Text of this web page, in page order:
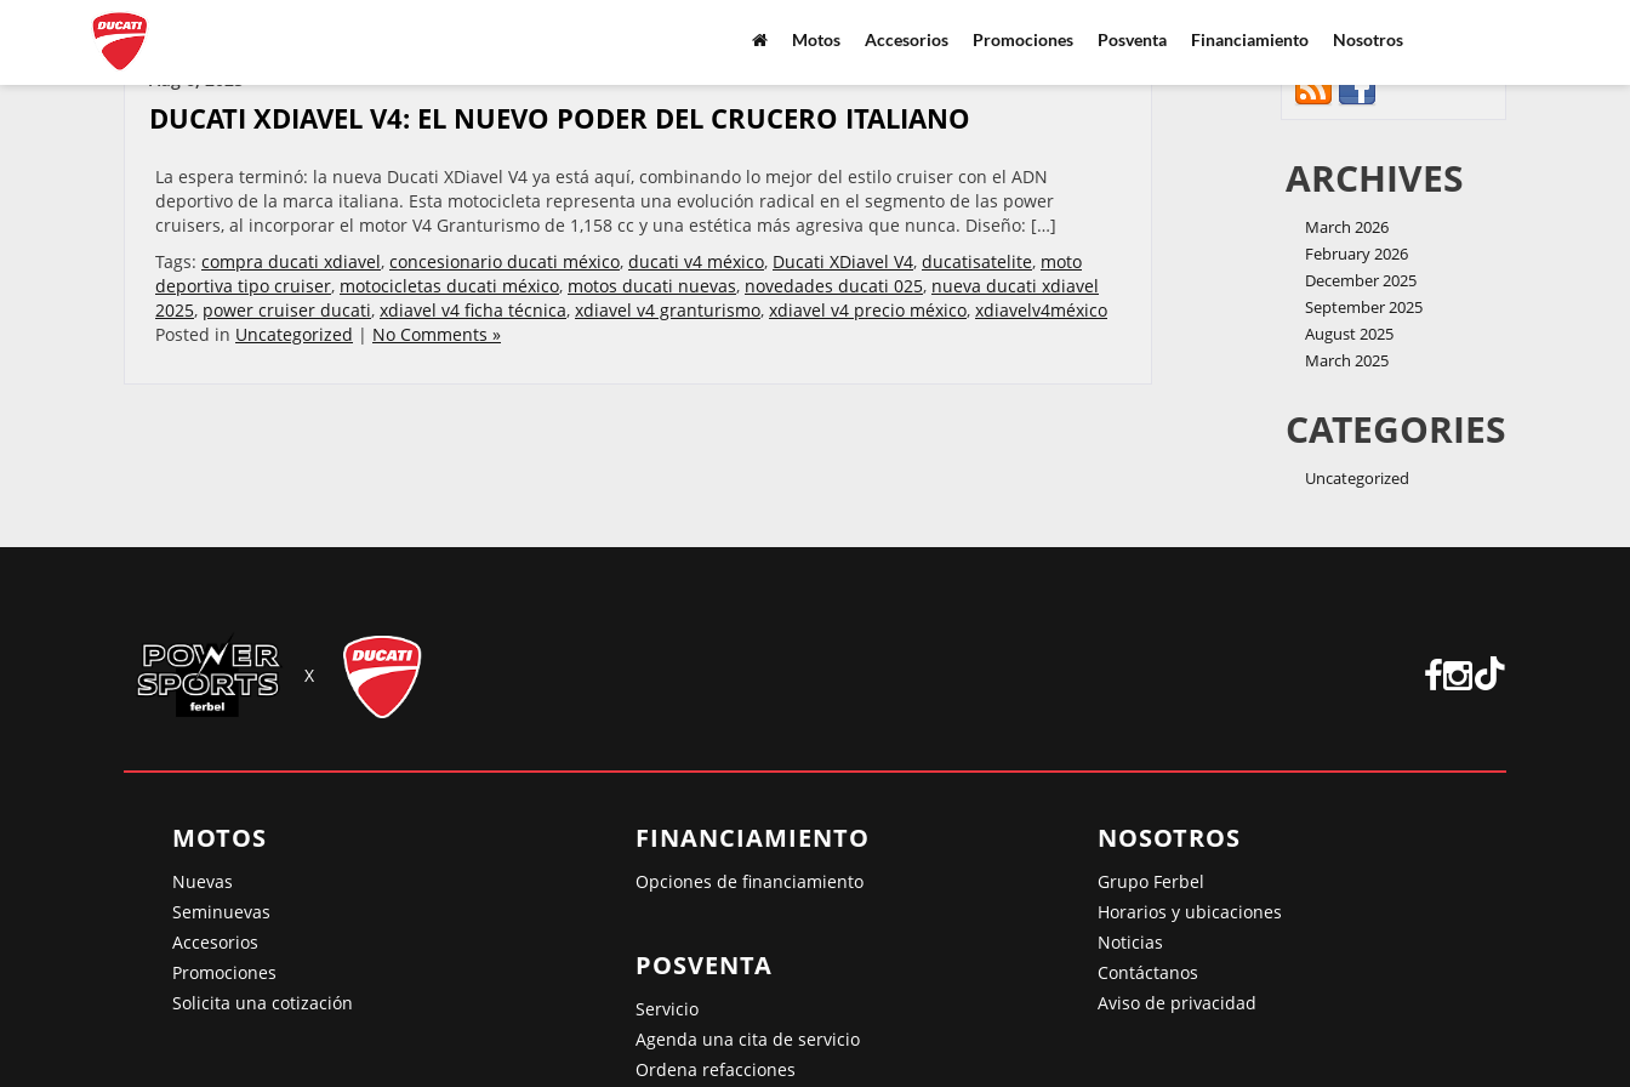
Motos Accesorios Promociones Posventa Financiamiento Nosotros
ARCHIVES BY TAG ' COMPRA DUCATI XDIAVEL '
Aug 6, 2025
DUCATI XDIAVEL V4: EL NUEVO PODER DEL CRUCERO ITALIANO
La espera terminó: la nueva Ducati XDiavel V4 ya está aquí, combinando lo mejor del estilo cruiser con el ADN
deportivo de la marca italiana. Esta motocicleta representa una evolución radical en el segmento de las power
cruisers, al incorporar el motor V4 Granturismo de 1,158 cc y una estética más agresiva que nunca. Diseño: […]
Tags: compra ducati xdiavel, concesionario ducati méxico, ducati v4 méxico, Ducati XDiavel V4, ducatisatelite, moto
deportiva tipo cruiser, motocicletas ducati méxico, motos ducati nuevas, novedades ducati 025, nueva ducati xdiavel
2025, power cruiser ducati, xdiavel v4 ficha técnica, xdiavel v4 granturismo, xdiavel v4 precio méxico, xdiavelv4méxico
Posted in Uncategorized | No Comments »
CONNECT WITH US
ARCHIVES
March 2026
February 2026
December 2025
September 2025
August 2025
March 2025
CATEGORIES
Uncategorized
X
MOTOS
Nuevas
Seminuevas
Accesorios
Promociones
Solicita una cotización
FINANCIAMIENTO
Opciones de financiamiento
POSVENTA
Servicio
Agenda una cita de servicio
Ordena refacciones
NOSOTROS
Grupo Ferbel
Horarios y ubicaciones
Noticias
Contáctanos
Aviso de privacidad